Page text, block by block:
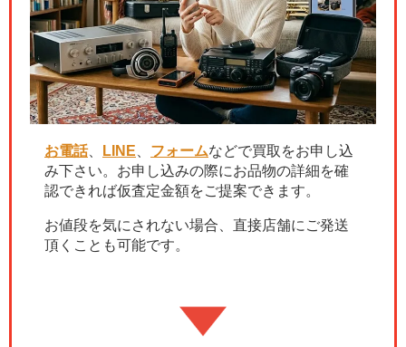
お電話、 LINE フォームなどで買取をお申し込
み下さい。お申し込みの際にお品物の詳細を確
認できれば仮査定金額をご提案できます。
お値段を気にされない場合、直接店舗にご発送
頂くことも可能です。